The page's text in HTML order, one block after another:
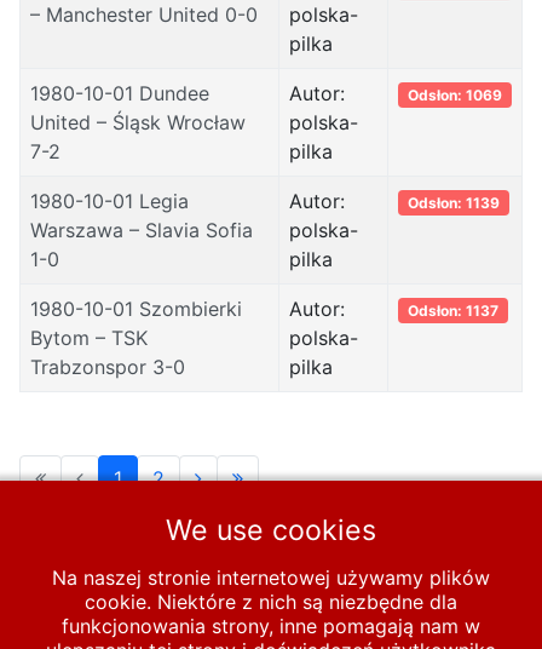
– Manchester United 0-0
polska-
pilka
1980-10-01 Dundee
United – Śląsk Wrocław
7-2
Autor:
polska-
pilka
Odsłon: 1069
1980-10-01 Legia
Warszawa – Slavia Sofia
1-0
Autor:
polska-
pilka
Odsłon: 1139
1980-10-01 Szombierki
Bytom – TSK
Trabzonspor 3-0
Autor:
polska-
pilka
Odsłon: 1137
1 2
Start
PUCHARY
We use cookies
Na naszej stronie internetowej używamy plików
cookie. Niektóre z nich są niezbędne dla
funkcjonowania strony, inne pomagają nam w